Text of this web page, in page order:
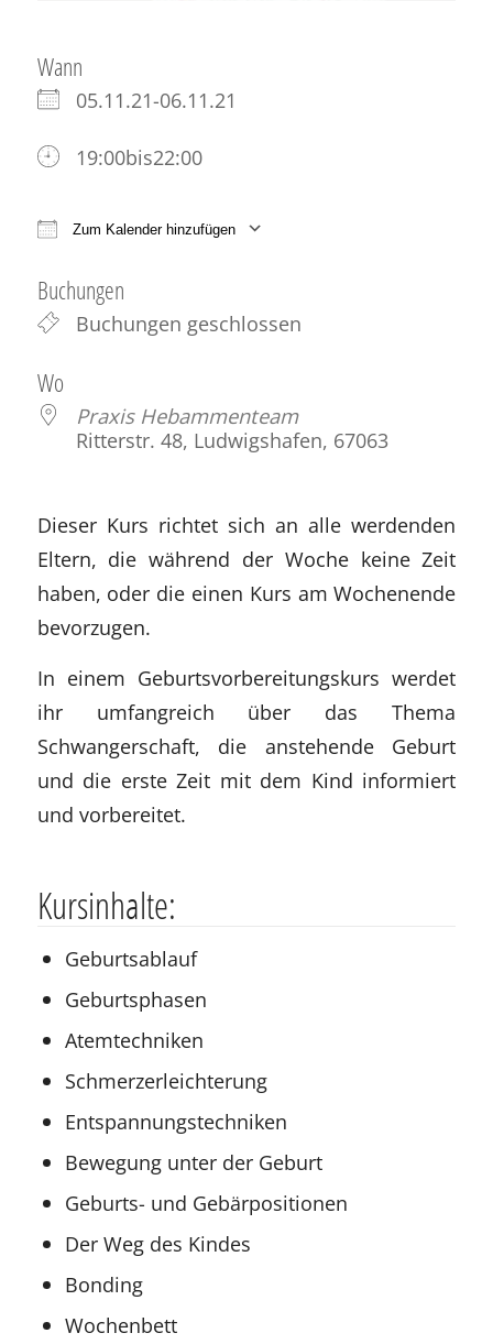
Wann
05.11.21-06.11.21
19:00bis22:00
Zum Kalender hinzufügen
Buchungen
Buchungen geschlossen
Wo
Praxis Hebammenteam
Ritterstr. 48, Ludwigshafen, 67063
Dieser Kurs richtet sich an alle werdenden
Eltern, die während der Woche keine Zeit
haben, oder die einen Kurs am Wochenende
bevorzugen.
In einem Geburtsvorbereitungskurs werdet
ihr umfangreich über das Thema
Schwangerschaft, die anstehende Geburt
und die erste Zeit mit dem Kind informiert
und vorbereitet.
Kursinhalte:
Geburtsablauf
Geburtsphasen
Atemtechniken
Schmerzerleichterung
Entspannungstechniken
Bewegung unter der Geburt
Geburts- und Gebärpositionen
Der Weg des Kindes
Bonding
Wochenbett